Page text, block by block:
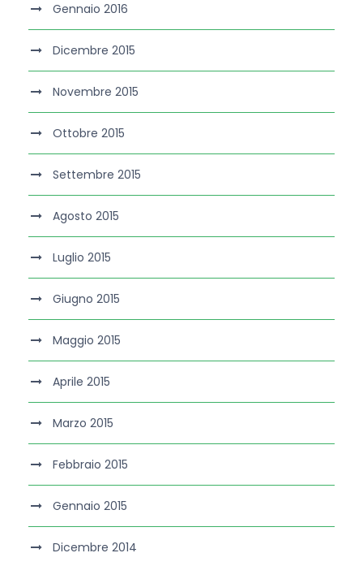
Gennaio 2016
Dicembre 2015
Novembre 2015
Ottobre 2015
Settembre 2015
Agosto 2015
Luglio 2015
Giugno 2015
Maggio 2015
Aprile 2015
Marzo 2015
Febbraio 2015
Gennaio 2015
Dicembre 2014